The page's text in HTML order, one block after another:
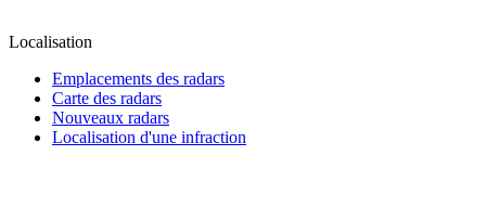
Localisation
Emplacements des radars
Carte des radars
Nouveaux radars
Localisation d'une infraction